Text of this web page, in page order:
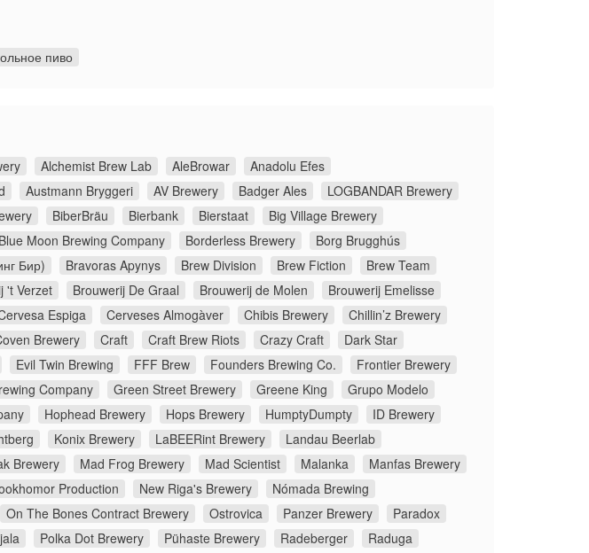
пиво
Alchemist Brew Lab AleBrowar
Anadolu Efes
Austmann Bryggeri AV Brewery Badger Ales
LOGBANDAR Brewery
BiberBräu Bierbank Bierstaat
Big Village Brewery
Blue Moon Brewing Company Borderless Brewery
Borg Brugghús
Бир) Bravoras Apynys Brew Division Brew Fiction
Brew Team
't Verzet Brouwerij De Graal Brouwerij de Molen
Brouwerij Emelisse
Espiga Cerveses Almogàver Chibis Brewery
Chillin’z Brewery
Brewery Craft Craft Brew Riots Crazy Craft
Dark Star
Evil Twin Brewing FFF Brew Founders Brewing Co.
Frontier Brewery
Company Green Street Brewery Greene King
Grupo Modelo
Hophead Brewery Hops Brewery HumptyDumpty
ID Brewery
Konix Brewery LaBEERint Brewery
Landau Beerlab
Brewery Mad Frog Brewery Mad Scientist Malanka
Manfas Brewery
Production New Riga's Brewery
Nómada Brewing
On The Bones Contract Brewery Ostrovica Panzer Brewery
Paradox
Polka Dot Brewery Pühaste Brewery Radeberger
Raduga